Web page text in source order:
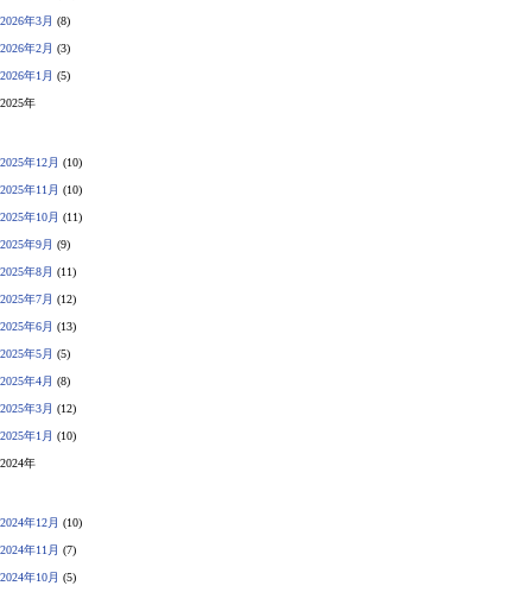
2026年3月 (8)
2026年2月 (3)
2026年1月 (5)
2025年
2025年12月 (10)
2025年11月 (10)
2025年10月 (11)
2025年9月 (9)
2025年8月 (11)
2025年7月 (12)
2025年6月 (13)
2025年5月 (5)
2025年4月 (8)
2025年3月 (12)
2025年1月 (10)
2024年
2024年12月 (10)
2024年11月 (7)
2024年10月 (5)